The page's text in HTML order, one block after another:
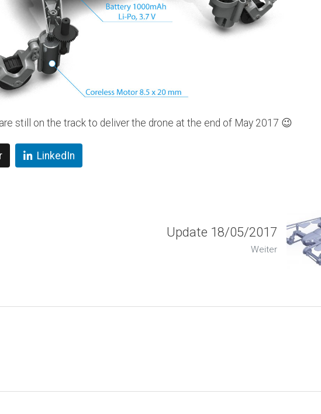
still on the track to deliver the drone at the end of May 2017 😉
LinkedIn
Update 18/05/2017
Weiter